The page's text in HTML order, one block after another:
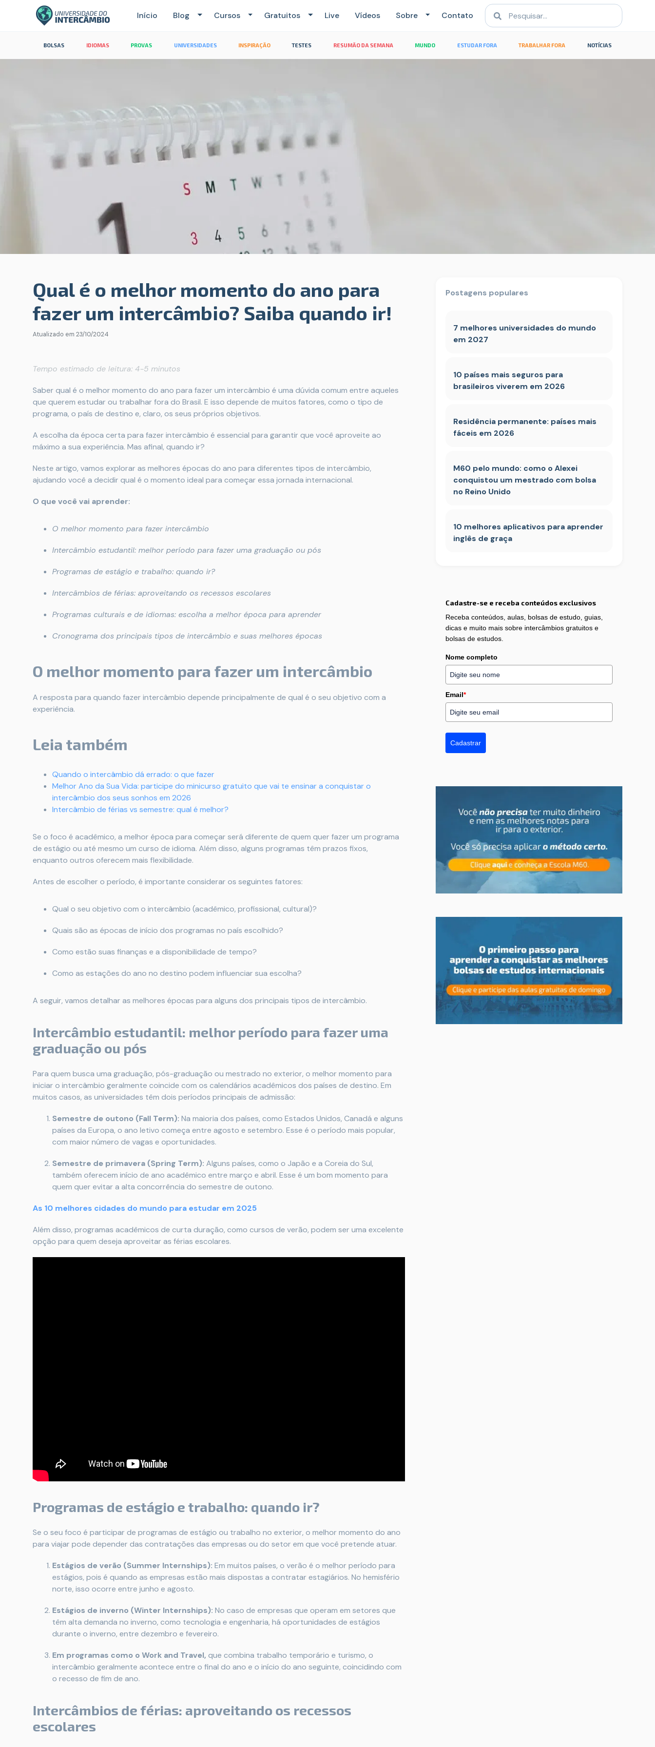
Início Blog Cursos Gratuitos Live Vídeos Sobre Contato
BOLSAS IDIOMAS PROVAS UNIVERSIDADES INSPIRAÇÃO TESTES RESUMÃO DA SEMANA MUNDO ESTUDAR FORA TRABALHAR FORA NOTÍCIAS
Qual é o melhor momento do ano para
fazer um intercâmbio? Saiba quando ir!
Atualizado em 23/10/2024
Tempo estimado de leitura: 4-5 minutos
Saber qual é o melhor momento do ano para fazer um intercâmbio é uma dúvida comum entre aqueles
que querem estudar ou trabalhar fora do Brasil. E isso depende de muitos fatores, como o tipo de
programa, o país de destino e, claro, os seus próprios objetivos.
A escolha da época certa para fazer intercâmbio é essencial para garantir que você aproveite ao
máximo a sua experiência. Mas afinal, quando ir?
Neste artigo, vamos explorar as melhores épocas do ano para diferentes tipos de intercâmbio,
ajudando você a decidir qual é o momento ideal para começar essa jornada internacional.
O que você vai aprender:
O melhor momento para fazer intercâmbio
Intercâmbio estudantil: melhor período para fazer uma graduação ou pós
Programas de estágio e trabalho: quando ir?
Intercâmbios de férias: aproveitando os recessos escolares
Programas culturais e de idiomas: escolha a melhor época para aprender
Cronograma dos principais tipos de intercâmbio e suas melhores épocas
O melhor momento para fazer um intercâmbio
A resposta para quando fazer intercâmbio depende principalmente de qual é o seu objetivo com a
experiência.
Leia também
Quando o intercâmbio dá errado: o que fazer
Melhor Ano da Sua Vida: participe do minicurso gratuito que vai te ensinar a conquistar o
intercâmbio dos seus sonhos em 2026
Intercâmbio de férias vs semestre: qual é melhor?
Se o foco é acadêmico, a melhor época para começar será diferente de quem quer fazer um programa
de estágio ou até mesmo um curso de idioma. Além disso, alguns programas têm prazos fixos,
enquanto outros oferecem mais flexibilidade.
Antes de escolher o período, é importante considerar os seguintes fatores:
Qual o seu objetivo com o intercâmbio (acadêmico, profissional, cultural)?
Quais são as épocas de início dos programas no país escolhido?
Como estão suas finanças e a disponibilidade de tempo?
Como as estações do ano no destino podem influenciar sua escolha?
A seguir, vamos detalhar as melhores épocas para alguns dos principais tipos de intercâmbio.
Intercâmbio estudantil: melhor período para fazer uma
graduação ou pós
Para quem busca uma graduação, pós-graduação ou mestrado no exterior, o melhor momento para
iniciar o intercâmbio geralmente coincide com os calendários acadêmicos dos países de destino. Em
muitos casos, as universidades têm dois períodos principais de admissão:
Semestre de outono (Fall Term): Na maioria dos países, como Estados Unidos, Canadá e alguns
países da Europa, o ano letivo começa entre agosto e setembro. Esse é o período mais popular,
com maior número de vagas e oportunidades.
Semestre de primavera (Spring Term): Alguns países, como o Japão e a Coreia do Sul,
também oferecem início de ano acadêmico entre março e abril. Esse é um bom momento para
quem quer evitar a alta concorrência do semestre de outono.
As 10 melhores cidades do mundo para estudar em 2025
Além disso, programas acadêmicos de curta duração, como cursos de verão, podem ser uma excelente
opção para quem deseja aproveitar as férias escolares.
Programas de estágio e trabalho: quando ir?
Se o seu foco é participar de programas de estágio ou trabalho no exterior, o melhor momento do ano
para viajar pode depender das contratações das empresas ou do setor em que você pretende atuar.
Estágios de verão (Summer Internships): Em muitos países, o verão é o melhor período para
estágios, pois é quando as empresas estão mais dispostas a contratar estagiários. No hemisfério
norte, isso ocorre entre junho e agosto.
Estágios de inverno (Winter Internships): No caso de empresas que operam em setores que
têm alta demanda no inverno, como tecnologia e engenharia, há oportunidades de estágios
durante o inverno, entre dezembro e fevereiro.
Em programas como o Work and Travel, que combina trabalho temporário e turismo, o
intercâmbio geralmente acontece entre o final do ano e o início do ano seguinte, coincidindo com
o recesso de fim de ano.
Intercâmbios de férias: aproveitando os recessos
escolares
Postagens populares
7 melhores universidades do mundo
em 2027
10 países mais seguros para
brasileiros viverem em 2026
Residência permanente: países mais
fáceis em 2026
M60 pelo mundo: como o Alexei
conquistou um mestrado com bolsa
no Reino Unido
10 melhores aplicativos para aprender
inglês de graça
Cadastre-se e receba conteúdos exclusivos
Receba conteúdos, aulas, bolsas de estudo, guias,
dicas e muito mais sobre intercâmbios gratuitos e
bolsas de estudos.
Nome completo
Email*
Cadastrar